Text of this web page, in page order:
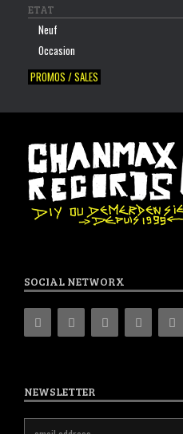
ETAT
Neuf
Occasion
PROMOS / SALES
SOCIAL NETWORX
NEWSLETTER